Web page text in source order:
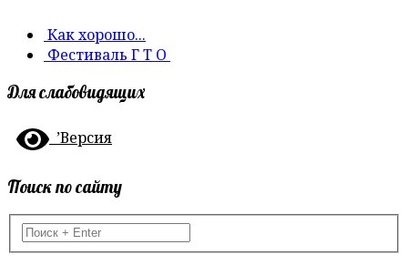
Как хорошо...
Фестиваль Г Т О
Для слабовидящих
’Версия
Поиск по сайту